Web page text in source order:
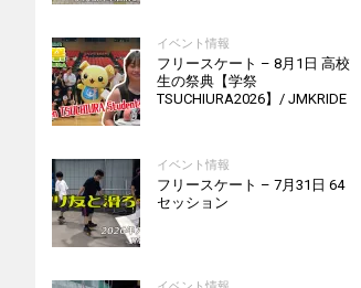
イベント情報
フリースケート – 8月1日 高校
生の祭典【学祭
TSUCHIURA2026】/ JMKRIDE
イベント情報
フリースケート – 7月31日 64
セッション